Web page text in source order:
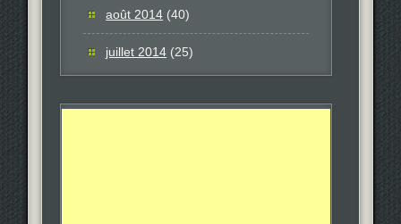
août 2014 (40)
juillet 2014 (25)